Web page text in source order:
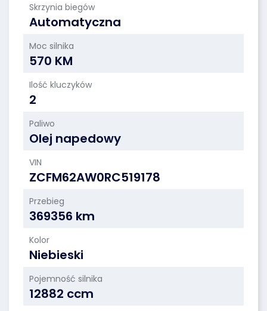
Skrzynia biegów
Automatyczna
Moc silnika
570 KM
Ilość kluczyków
2
Paliwo
Olej napedowy
VIN
ZCFM62AW0RC519178
Przebieg
369356 km
Kolor
Niebieski
Pojemność silnika
12882 ccm